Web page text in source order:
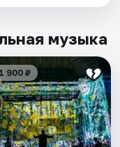
музыка
900 ₽